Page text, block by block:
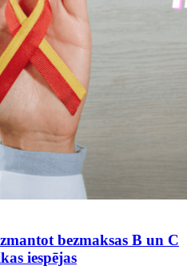
bezmaksas B un C
iespējas